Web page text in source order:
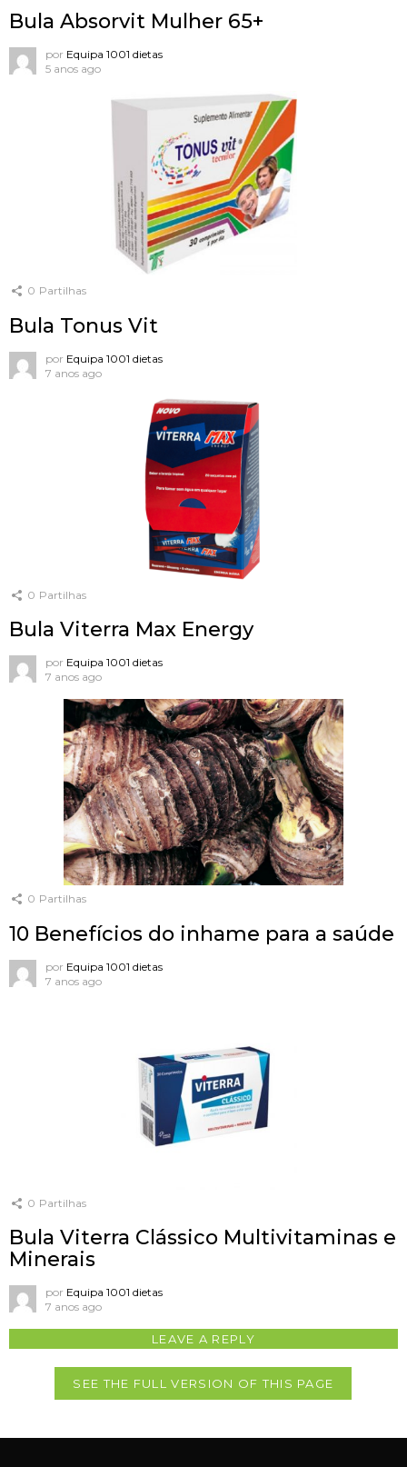
Bula Absorvit Mulher 65+
por Equipa 1001 dietas
5 anos ago
0 Partilhas
Bula Tonus Vit
por Equipa 1001 dietas
7 anos ago
0 Partilhas
Bula Viterra Max Energy
por Equipa 1001 dietas
7 anos ago
0 Partilhas
10 Benefícios do inhame para a saúde
por Equipa 1001 dietas
7 anos ago
0 Partilhas
Bula Viterra Clássico Multivitaminas e
Minerais
por Equipa 1001 dietas
7 anos ago
LEAVE A REPLY
SEE THE FULL VERSION OF THIS PAGE